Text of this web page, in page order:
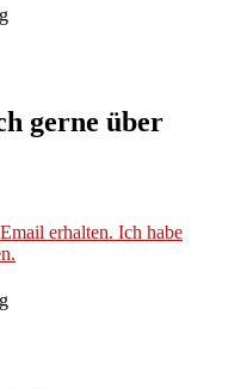
gerne über
erhalten. Ich habe